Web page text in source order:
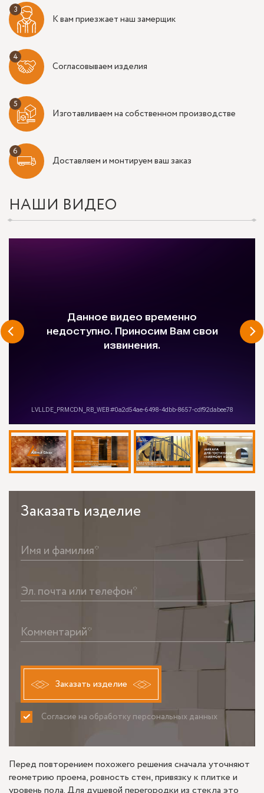
К вам приезжает наш замерщик
Согласовываем изделия
Изготавливаем на собственном производстве
Доставляем и монтируем ваш заказ
НАШИ ВИДЕО
Заказать изделие
Имя и фамилия*
Эл. почта или телефон*
Комментарий*
Заказать изделие
Согласие на обработку персональных данных
ПРИНИМАЮ НЕ ПРИНИМАЮ
Перед повторением похожего решения сначала уточняют
геометрию проема, ровность стен, привязку к плитке и